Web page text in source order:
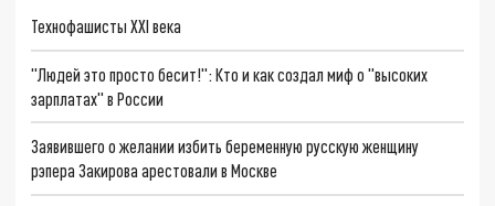
Технофашисты XXI века
"Людей это просто бесит!": Кто и как создал миф о "высоких
зарплатах" в России
Заявившего о желании избить беременную русскую женщину
рэпера Закирова арестовали в Москве